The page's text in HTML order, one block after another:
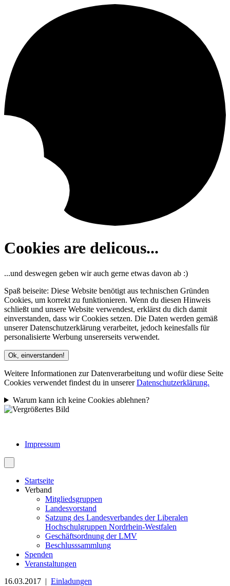
Cookies are delicous...
...und deswegen geben wir auch gerne etwas davon ab :)
Spaß beiseite: Diese Website benötigt aus technischen Gründen
Cookies, um korrekt zu funktionieren. Wenn du diesen Hinweis
schließt und unsere Website verwendest, erklärst du dich damit
einverstanden, dass wir Cookies setzen. Die Daten werden gemäß
unserer Datenschutzerklärung verarbeitet, jedoch keinesfalls für
personalisierte Werbung unsererseits verwendet.
Ok, einverstanden!
Weitere Informationen zur Datenverarbeitung und wofür diese Seite
Cookies verwendet findest du in unsererDatenschutzerklärung.
Warum kann ich keine Cookies ablehnen?
Impressum
Startseite
Verband
Mitgliedsgruppen
Landesvorstand
Satzung des Landesverbandes der Liberalen
Hochschulgruppen Nordrhein-Westfalen
Geschäftsordnung der LMV
Beschlusssammlung
Spenden
Veranstaltungen
16.03.2017 | Einladungen